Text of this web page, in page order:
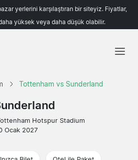
yerlerini karşılaştıran bir siteyiz. Fiyatlar,
yüksek veya daha düşük olabilir.
Acenteleri
Tottenham vs Sunderland
Hotspur Stadium
Ocak 2027